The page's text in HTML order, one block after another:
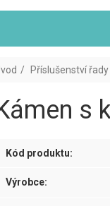
Příslušenství řady I
s
Kód produktu:
Výrobce: